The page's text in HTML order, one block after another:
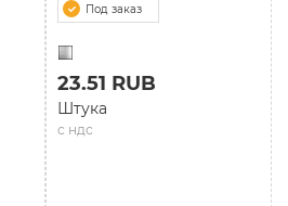
Под заказ
с ндс
23.51 RUB
Штука